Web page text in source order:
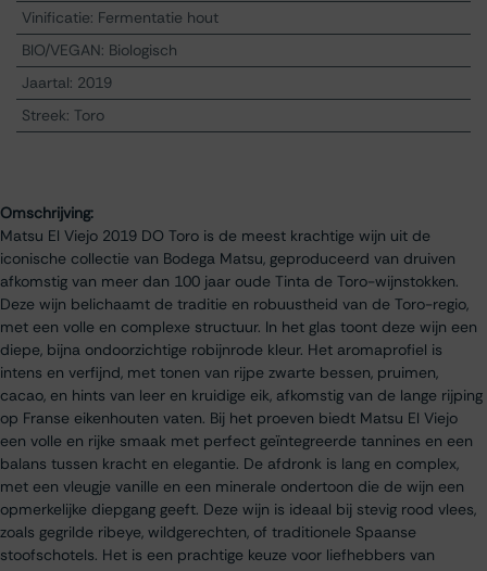
Vinificatie: Fermentatie hout
BIO/VEGAN: Biologisch
Jaartal: 2019
Streek: Toro
Omschrijving:
Matsu El Viejo 2019 DO Toro is de meest krachtige wijn uit de
iconische collectie van Bodega Matsu, geproduceerd van druiven
afkomstig van meer dan 100 jaar oude Tinta de Toro-wijnstokken.
Deze wijn belichaamt de traditie en robuustheid van de Toro-regio,
met een volle en complexe structuur. In het glas toont deze wijn een
diepe, bijna ondoorzichtige robijnrode kleur. Het aromaprofiel is
intens en verfijnd, met tonen van rijpe zwarte bessen, pruimen,
cacao, en hints van leer en kruidige eik, afkomstig van de lange rijping
op Franse eikenhouten vaten. Bij het proeven biedt Matsu El Viejo
een volle en rijke smaak met perfect geïntegreerde tannines en een
balans tussen kracht en elegantie. De afdronk is lang en complex,
met een vleugje vanille en een minerale ondertoon die de wijn een
opmerkelijke diepgang geeft. Deze wijn is ideaal bij stevig rood vlees,
zoals gegrilde ribeye, wildgerechten, of traditionele Spaanse
stoofschotels. Het is een prachtige keuze voor liefhebbers van